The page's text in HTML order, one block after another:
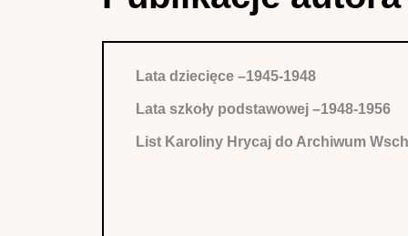
Lata dziecięce –1945-1948
Lata szkoły podstawowej –1948-1956
List Karoliny Hrycaj do Archiwum